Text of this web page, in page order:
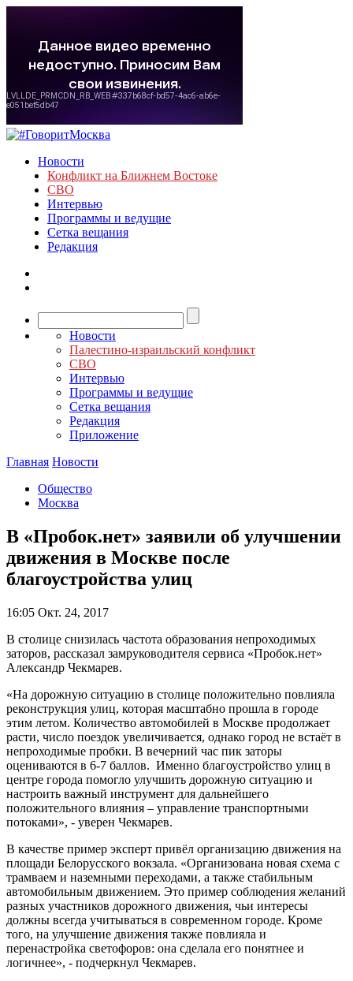
Новости
Конфликт на Ближнем Востоке
СВО
Интервью
Программы и ведущие
Сетка вещания
Редакция
Новости
Палестино-израильский конфликт
СВО
Интервью
Программы и ведущие
Сетка вещания
Редакция
Приложение
Главная Новости
Общество
Москва
В «Пробок.нет» заявили об улучшении
движения в Москве после
благоустройства улиц
16:05 Окт. 24, 2017
В столице снизилась частота образования непроходимых
заторов, рассказал замруководителя сервиса «Пробок.нет»
Александр Чекмарев.
«На дорожную ситуацию в столице положительно повлияла
реконструкция улиц, которая масштабно прошла в городе
этим летом. Количество автомобилей в Москве продолжает
расти, число поездок увеличивается, однако город не встаёт в
непроходимые пробки. В вечерний час пик заторы
оцениваются в 6-7 баллов. Именно благоустройство улиц в
центре города помогло улучшить дорожную ситуацию и
настроить важный инструмент для дальнейшего
положительного влияния – управление транспортными
потоками», - уверен Чекмарев.
В качестве пример эксперт привёл организацию движения на
площади Белорусского вокзала. «Организована новая схема с
трамваем и наземными переходами, а также стабильным
автомобильным движением. Это пример соблюдения желаний
разных участников дорожного движения, чьи интересы
должны всегда учитываться в современном городе. Кроме
того, на улучшение движения также повлияла и
перенастройка светофоров: она сделала его понятнее и
логичнее», - подчеркнул Чекмарев.